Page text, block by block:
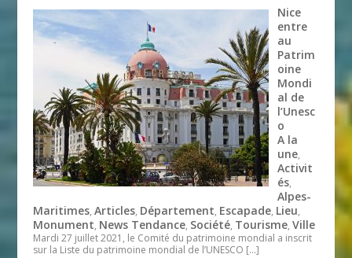
Nice
entre
au
Patrim
oine
Mondi
al de
l’Unesc
o
A la
une,
Activit
és,
Alpes-
Maritimes,Articles, Département, Escapade, Lieu,
Monument, News Tendance, Société, Tourisme,Ville
Mardi 27 juillet 2021, le Comité du patrimoine mondial a inscrit
sur la Liste du patrimoine mondial de l’UNESCO […]